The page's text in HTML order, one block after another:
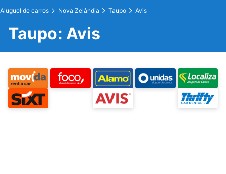
Aluguel de carros Nova Zelândia Taupo Avis
Taupo: Avis